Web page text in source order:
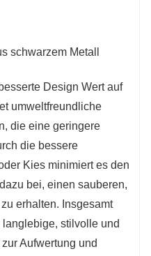
Design Wert auf
umweltfreundliche
die eine geringere
die bessere
Kies minimiert es den
bei, einen sauberen,
erhalten. Insgesamt
stilvolle und
Aufwertung und